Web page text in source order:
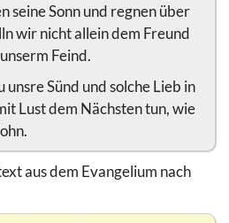
seine Sonn und regnen über
wir nicht allein dem Freund
Feind.
Sünd und solche Lieb in
Lust dem Nächsten tun, wie
aus dem Evangelium nach